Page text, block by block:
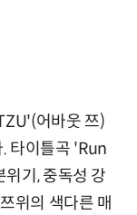
어바웃 쯔)
타이틀곡 'Run
기, 중독성 강
위의 색다른 매